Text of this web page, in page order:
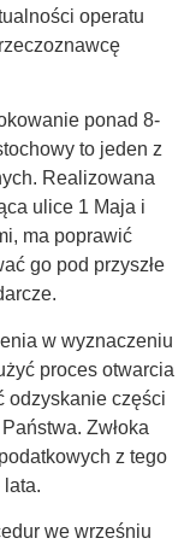
operatu
ponad 8-
to jeden z
Realizowana
ulice 1 Maja i
ma poprawić
go pod przyszłe
w wyznaczeniu
proces otwarcia
odzyskanie części
Zwłoka
z tego
we wrześniu